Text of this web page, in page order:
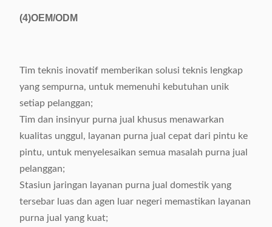
(4)OEM/ODM
Tim teknis inovatif memberikan solusi teknis lengkap
yang sempurna, untuk memenuhi kebutuhan unik
setiap pelanggan;
Tim dan insinyur purna jual khusus menawarkan
kualitas unggul, layanan purna jual cepat dari pintu ke
pintu, untuk menyelesaikan semua masalah purna jual
pelanggan;
Stasiun jaringan layanan purna jual domestik yang
tersebar luas dan agen luar negeri memastikan layanan
purna jual yang kuat;